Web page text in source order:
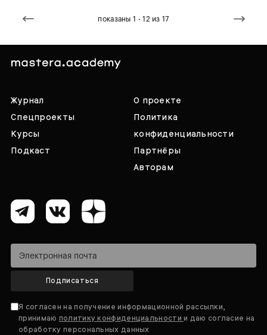
показаны 1 - 12 из 17
Журнал
Спецпроекты
Курсы
Подкаст
О проекте
Политика
конфиденциальности
Партнёры
Авторам
Подписаться
Я согласен на получение информационной рассылки,
принимаю политику конфиденциальностии даю согласие на
обработку персональных данных